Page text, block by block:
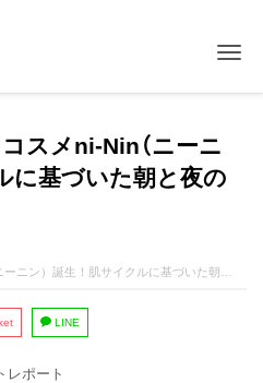
スメni-Nin（ニーニ
に基づいた朝と夜の
誕生！肌サイクルに基づいた朝と夜の美容液
LINE
レポート